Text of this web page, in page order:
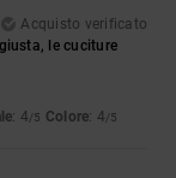
Acquisto verificato
le cuciture
: 4/5 Colore: 4/5